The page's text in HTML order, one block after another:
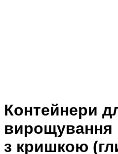
Контейнери
вирощування
з кришкою